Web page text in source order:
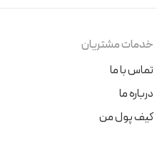
خدمات مشتریان
تماس با ما
درباره ما
کیف پول من